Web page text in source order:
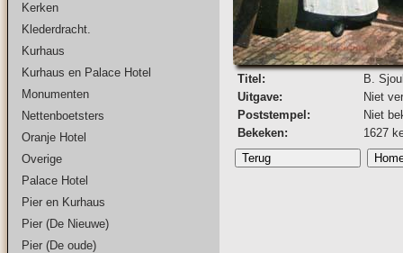
Kerken
Klederdracht.
Kurhaus
Kurhaus en Palace Hotel
Monumenten
Nettenboetsters
Oranje Hotel
Overige
Palace Hotel
Pier en Kurhaus
Pier (De Nieuwe)
Pier (De oude)
Titel:
B.
Uitgave:
Niet
Poststempel:
Niet
Bekeken:
1627